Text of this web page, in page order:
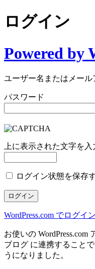
ログイン
Powered by
ユーザー名またはメール
パスワード
上に表示された文字を入
ログイン状態を保存
WordPress.com でログイン
お使いの
ブログ に連携すること
うになりました。